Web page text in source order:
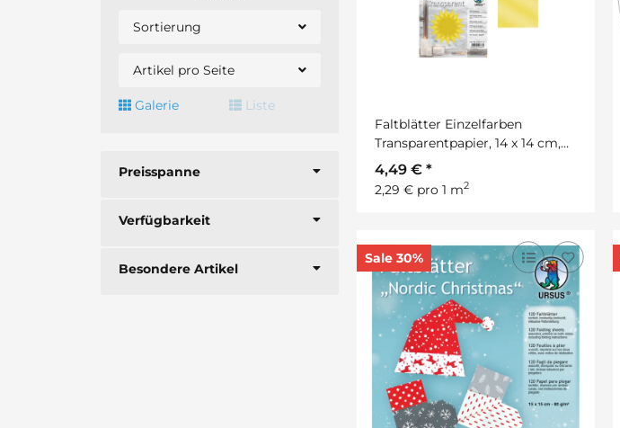
Sortierung
Artikel pro Seite
Galerie Liste
Preisspanne
Verfügbarkeit
Besondere Artikel
Faltblätter Einzelfarben
Transparentpapier, 14 x 14 cm,
100 Blatt
4,49 € *
2,29 € pro 1 m2
Sale 30%